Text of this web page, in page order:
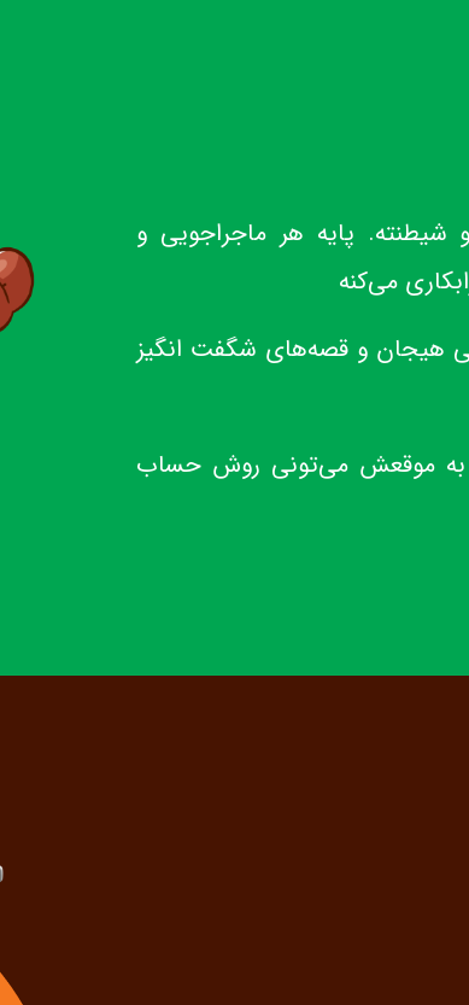
پایه هر ماجراجویی و
می‌کنه
هیجان و قصه‌های شگفت انگیز
به موقعش می‌تونی روش حساب